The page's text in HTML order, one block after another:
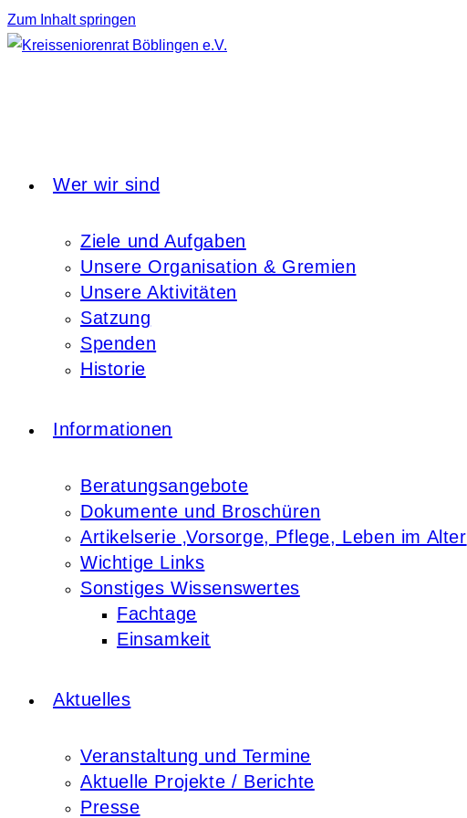
Zum Inhalt springen
Wer wir sind
Ziele und Aufgaben
Unsere Organisation & Gremien
Unsere Aktivitäten
Satzung
Spenden
Historie
Informationen
Beratungsangebote
Dokumente und Broschüren
Artikelserie ‚Vorsorge, Pflege, Leben im Alter
Wichtige Links
Sonstiges Wissenswertes
Fachtage
Einsamkeit
Aktuelles
Veranstaltung und Termine
Aktuelle Projekte / Berichte
Presse